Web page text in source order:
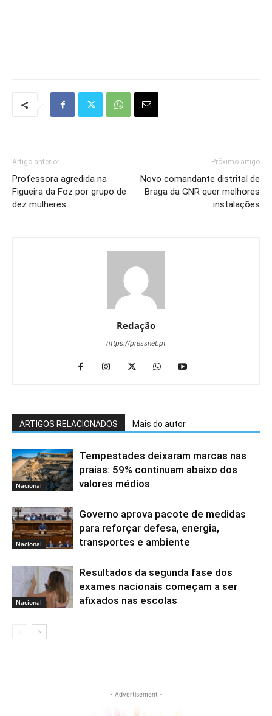
Artigo anterior
Professora agredida na
Figueira da Foz por grupo de
dez mulheres
Próximo artigo
Novo comandante distrital de
Braga da GNR quer melhores
instalações
Redação
https://pressnet.pt
ARTIGOS RELACIONADOS Mais do autor
Nacional
Tempestades deixaram marcas nas
praias: 59% continuam abaixo dos
valores médios
Nacional
Governo aprova pacote de medidas
para reforçar defesa, energia,
transportes e ambiente
Nacional
Resultados da segunda fase dos
exames nacionais começam a ser
afixados nas escolas
- Advertisement -